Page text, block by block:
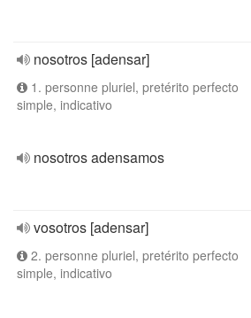
nosotros [adensar]
1. personne pluriel, pretérito perfecto
simple, indicativo
nosotros adensamos
vosotros [adensar]
2. personne pluriel, pretérito perfecto
simple, indicativo